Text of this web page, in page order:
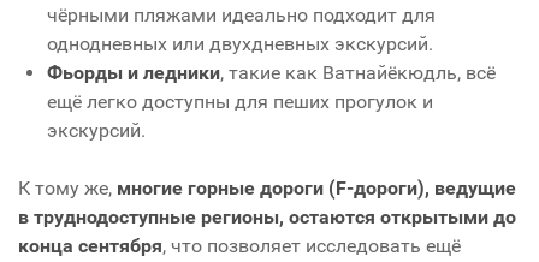
чёрными пляжами идеально подходит для
однодневных или двухдневных экскурсий.
Фьорды и ледники, такие как Ватнайёкюдль, всё
ещё легко доступны для пеших прогулок и
экскурсий.
К тому же, многие горные дороги (F-дороги), ведущие
в труднодоступные регионы, остаются открытыми до
конца сентября, что позволяет исследовать ещё